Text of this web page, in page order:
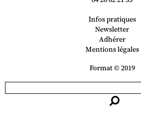
Infos pratiques
Newsletter
Adhérer
Mentions légales
Format © 2019